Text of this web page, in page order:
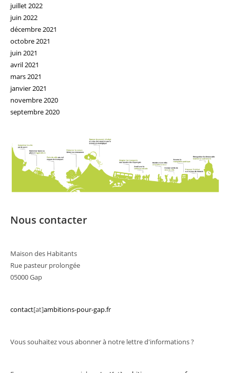
juillet 2022
juin 2022
décembre 2021
octobre 2021
juin 2021
avril 2021
mars 2021
janvier 2021
novembre 2020
septembre 2020
Nous contacter
Maison des Habitants
Rue pasteur prolongée
05000 Gap
contact[at]ambitions-pour-gap.fr
Vous souhaitez vous abonner à notre lettre d'informations ?